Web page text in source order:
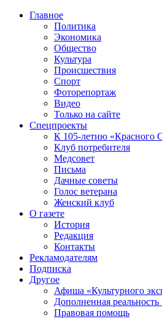
Главное
Политика
Экономика
Общество
Культура
Происшествия
Спорт
Фоторепортаж
Видео
Только на сайте
Спецпроекты
К 105-летию «Красного
Клуб потребителя
Медсовет
Письма
Дачные советы
Голос ветерана
Женский клуб
О газете
История
Редакция
Контакты
Рекламодателям
Подписка
Другое
Афиша «Культурного
Дополненная
Правовая помощь